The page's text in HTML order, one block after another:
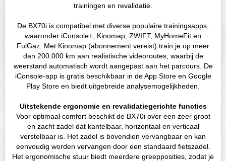
trainingen en revalidatie.
De BX70i is compatibel met diverse populaire trainingsapps,
waaronder iConsole+, Kinomap, ZWIFT, MyHomeFit en
FulGaz. Met Kinomap (abonnement vereist) train je op meer
dan 200.000 km aan realistische videoroutes, waarbij de
weerstand automatisch wordt aangepast aan het parcours. De
iConsole-app is gratis beschikbaar in de App Store en Google
Play Store en biedt uitgebreide analysemogelijkheden.
Uitstekende ergonomie en revalidatiegerichte functies
Voor optimaal comfort beschikt de BX70i over een zeer groot
en zacht zadel dat kantelbaar, horizontaal en verticaal
verstelbaar is. Het zadel is bovendien vervangbaar en kan
eenvoudig worden vervangen door een standaard fietszadel.
Het ergonomische stuur biedt meerdere greepposities, zodat je